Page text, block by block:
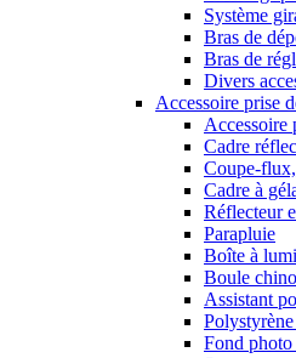
Système
Bras de
Bras de
Divers
Accessoire prise
Accessoire
Cadre
Coupe-
Cadre à
Réflecteur
Parapluie
Boîte à
Boule
Assistant
Fond